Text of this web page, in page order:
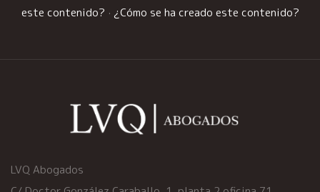
este contenido? · ¿Cómo se ha creado este contenido?
LVQ Abogados